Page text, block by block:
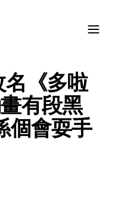
名《多啦
有段黑
個會耍手